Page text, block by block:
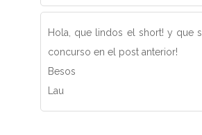
Hola, que lindos el short! y que
concurso en el post anterior!
Besos
Lau